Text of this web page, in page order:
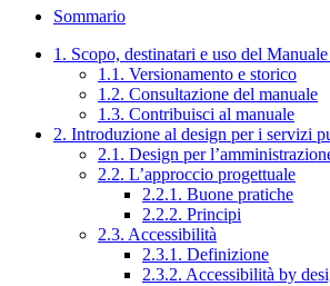
Sommario
1. Scopo, destinatari e uso del
1.1. Versionamento e storico
1.2. Consultazione del manuale
1.3. Contribuisci al manuale
2. Introduzione al design per i servizi
2.1. Design per
2.2. L’approccio progettuale
2.2.1. Buone pratiche
2.2.2. Principi
2.3. Accessibilità
2.3.1. Definizione
2.3.2. Accessibilità by